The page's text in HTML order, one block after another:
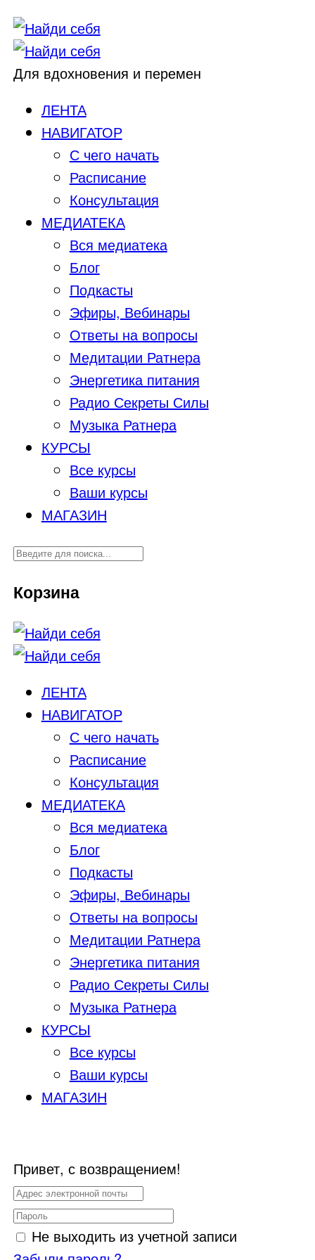
Для вдохновения и перемен
ЛЕНТА
НАВИГАТОР
С чего начать
Расписание
Консультация
МЕДИАТЕКА
Вся медиатека
Блог
Подкасты
Эфиры, Вебинары
Ответы на вопросы
Медитации Ратнера
Энергетика питания
Радио Секреты Силы
Музыка Ратнера
КУРСЫ
Все курсы
Ваши курсы
МАГАЗИН
Корзина
ЛЕНТА
НАВИГАТОР
С чего начать
Расписание
Консультация
МЕДИАТЕКА
Вся медиатека
Блог
Подкасты
Эфиры, Вебинары
Ответы на вопросы
Медитации Ратнера
Энергетика питания
Радио Секреты Силы
Музыка Ратнера
КУРСЫ
Все курсы
Ваши курсы
МАГАЗИН
Привет, с возвращением!
Не выходить из учетной записи